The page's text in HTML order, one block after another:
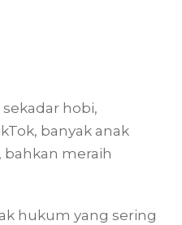
hobi,
banyak anak
meraih
hukum yang sering